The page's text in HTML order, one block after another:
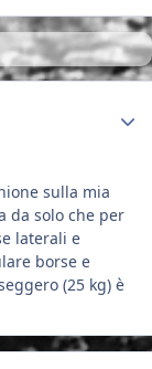
sulla mia
da solo che per
laterali e
borse e
(25 kg) è